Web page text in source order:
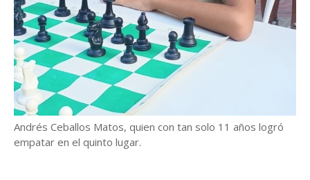
Andrés Ceballos Matos, quien con tan solo 11 años logró
empatar en el quinto lugar.